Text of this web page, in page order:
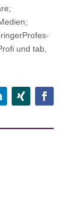
und tab,